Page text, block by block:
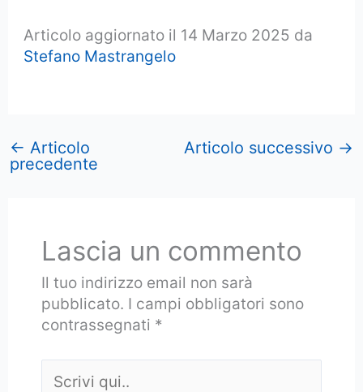
Articolo aggiornato il 14 Marzo 2025 da
Stefano Mastrangelo
← Articolo
precedente
Articolo successivo →
Lascia un commento
Il tuo indirizzo email non sarà
pubblicato. I campi obbligatori sono
contrassegnati *